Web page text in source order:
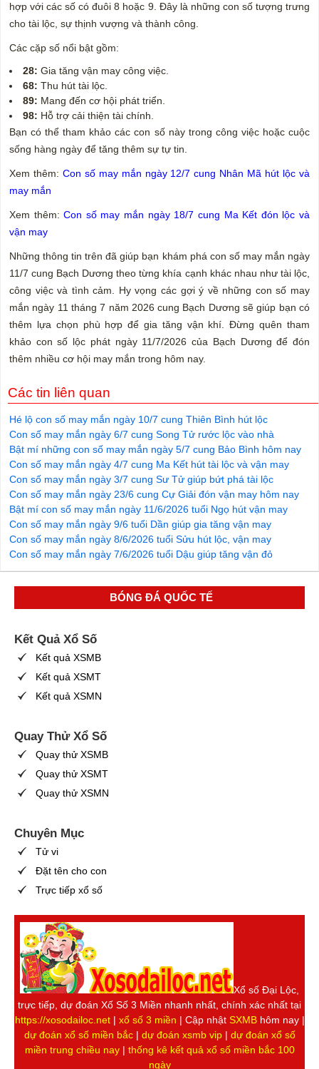
hợp với các số có đuôi 8 hoặc 9. Đây là những con số tượng trưng
cho tài lộc, sự thịnh vượng và thành công.
Các cặp số nổi bật gồm:
28: Gia tăng vận may công việc.
68: Thu hút tài lộc.
89: Mang đến cơ hội phát triển.
98: Hỗ trợ cải thiện tài chính.
Bạn có thể tham khảo các con số này trong công việc hoặc cuộc
sống hàng ngày để tăng thêm sự tự tin.
Xem thêm: Con số may mắn ngày 12/7 cung Nhân Mã hút lộc và
may mắn
Xem thêm:Con số may mắn ngày 18/7 cung Ma Kết đón lộc và
vận may
Những thông tin trên đã giúp bạn khám phá con số may mắn ngày
11/7 cung Bạch Dương theo từng khía cạnh khác nhau như tài lộc,
công việc và tình cảm. Hy vọng các gợi ý về những con số may
mắn ngày 11 tháng 7 năm 2026 cung Bạch Dương sẽ giúp bạn có
thêm lựa chọn phù hợp để gia tăng vận khí. Đừng quên tham
khảo con số lộc phát ngày 11/7/2026 của Bạch Dương để đón
thêm nhiều cơ hội may mắn trong hôm nay.
Các tin liên quan
Hé lộ con số may mắn ngày 10/7 cung Thiên Bình hút lộc
Con số may mắn ngày 6/7 cung Song Tử rước lộc vào nhà
Bật mí những con số may mắn ngày 5/7 cung Bảo Bình hôm nay
Con số may mắn ngày 4/7 cung Ma Kết hút tài lộc và vận may
Con số may mắn ngày 3/7 cung Sư Tử giúp bứt phá tài lộc
Con số may mắn ngày 23/6 cung Cự Giải đón vận may hôm nay
Bật mí con số may mắn ngày 11/6/2026 tuổi Ngọ hút vận may
Con số may mắn ngày 9/6 tuổi Dần giúp gia tăng vận may
Con số may mắn ngày 8/6/2026 tuổi Sửu hút lộc, vận may
Con số may mắn ngày 7/6/2026 tuổi Dậu giúp tăng vận đỏ
BÓNG ĐÁ QUỐC TẾ
Kết Quả Xổ Số
Kết quả XSMB
Kết quả XSMT
Kết quả XSMN
Quay Thử Xổ Số
Quay thử XSMB
Quay thử XSMT
Quay thử XSMN
Chuyên Mục
Tử vi
Đặt tên cho con
Trực tiếp xổ số
Xổ số Đại Lộc,
trực tiếp, dự đoán Xố Số 3 Miền nhanh nhất, chính xác nhất tại
https://xosodailoc.net| xổ số 3 miền | Cập nhật SXMBhôm nay |
dự đoán xổ số miền bắc| dự đoán xsmb vip| dự đoán xổ số
miền trung chiều nay| thống kê kết quả xổ số miền bắc 100
ngày